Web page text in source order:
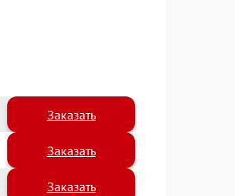
Заказать
Заказать